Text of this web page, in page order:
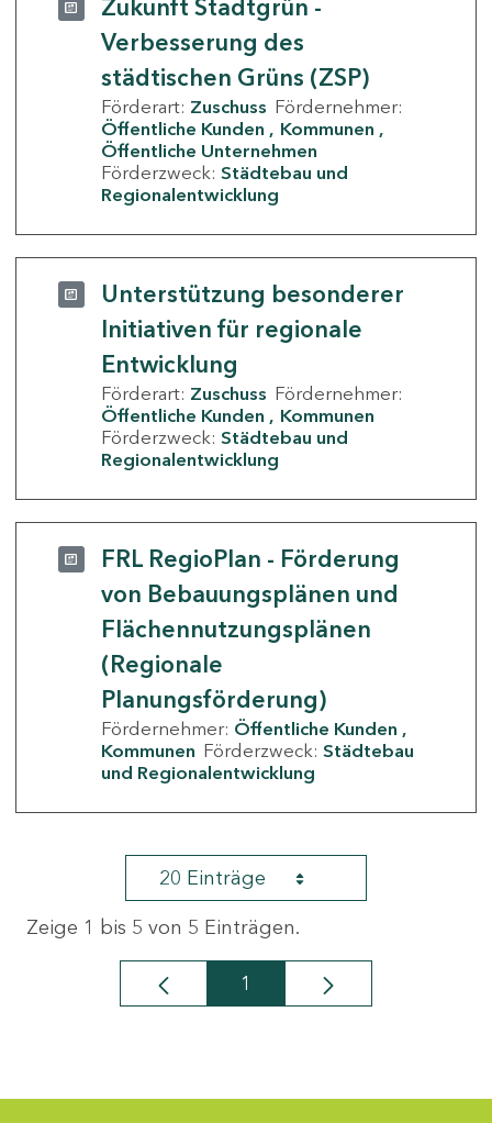
Zukunft Stadtgrün -
Verbesserung des
städtischen Grüns (ZSP)
Förderart: Zuschuss Fördernehmer:
Öffentliche Kunden
Kommunen
Öffentliche Unternehmen
Förderzweck: Städtebau und
Regionalentwicklung
Unterstützung besonderer
Initiativen für regionale
Entwicklung
Förderart: Zuschuss Fördernehmer:
Öffentliche Kunden
Kommunen
Förderzweck: Städtebau und
Regionalentwicklung
FRL RegioPlan - Förderung
von Bebauungsplänen und
Flächennutzungsplänen
(Regionale
Planungsförderung)
Fördernehmer: Öffentliche Kunden
Kommunen Förderzweck: Städtebau
und Regionalentwicklung
20 Einträge
Zeige 1 bis 5 von 5 Einträgen.
Seite
1